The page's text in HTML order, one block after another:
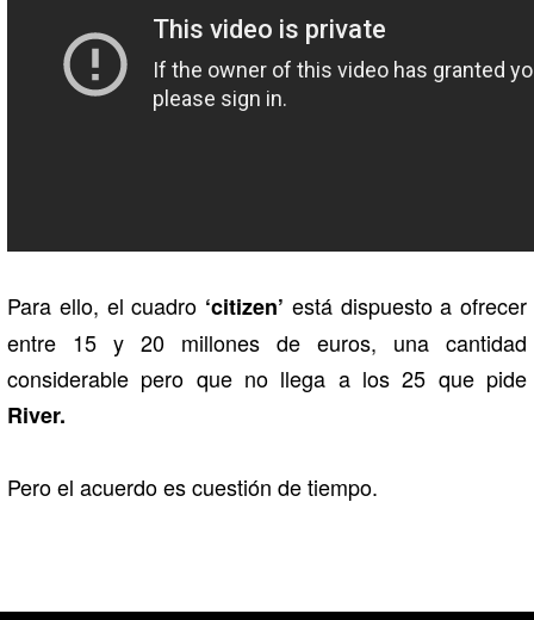
Para ello, el cuadro ‘citizen’ está dispuesto a ofrecer
entre 15 y 20 millones de euros, una cantidad
considerable pero que no llega a los 25 que pide
River.
Pero el acuerdo es cuestión de tiempo.